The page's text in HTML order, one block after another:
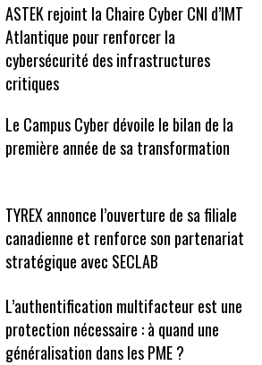
ASTEK rejoint la Chaire Cyber CNI d’IMT
Atlantique pour renforcer la
cybersécurité des infrastructures
critiques
Le Campus Cyber dévoile le bilan de la
première année de sa transformation
TYREX annonce l’ouverture de sa filiale
canadienne et renforce son partenariat
stratégique avec SECLAB
L’authentification multifacteur est une
protection nécessaire : à quand une
généralisation dans les PME ?